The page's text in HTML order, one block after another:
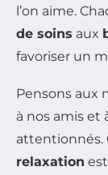
l’on aime.
de soins aux
favoriser un
Pensons aux
à nos amis et
attentionnés.
relaxation